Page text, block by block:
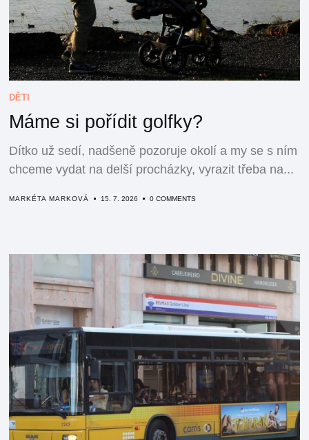
DĚTI
Máme si pořídit golfky?
Dítko už sedí, nadšeně pozoruje okolí a my se s ním
chceme vydat na delší procházky, vyrazit třeba na...
MARKÉTA MARKOVÁ 15. 7. 2026 0 COMMENTS